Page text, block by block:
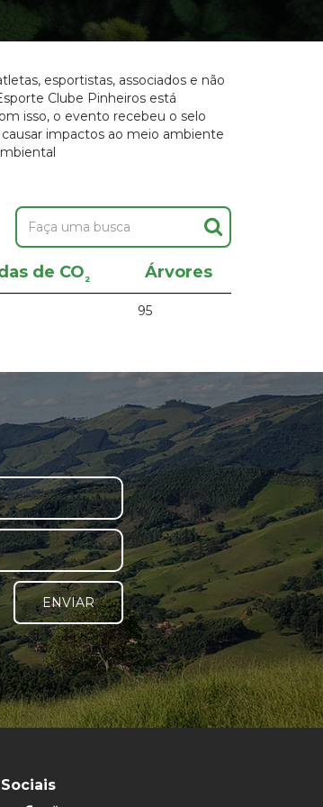
esportistas, associados e não
Clube Pinheiros está
isso, o evento recebeu o selo
impactos ao meio ambiente
de CO² Árvores
95
ENVIAR